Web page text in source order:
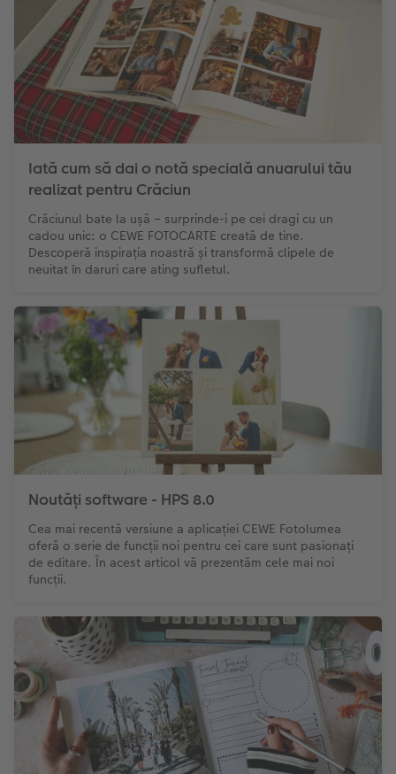
Iată cum să dai o notă specială anuarului tău
realizat pentru Crăciun
Crăciunul bate la ușă – surprinde-i pe cei dragi cu un
cadou unic: o CEWE FOTOCARTE creată de tine.
Descoperă inspirația noastră și transformă clipele de
neuitat în daruri care ating sufletul.
Noutăți software - HPS 8.0
Cea mai recentă versiune a aplicației CEWE Fotolumea
oferă o serie de funcții noi pentru cei care sunt pasionați
de editare. În acest articol vă prezentăm cele mai noi
funcții.